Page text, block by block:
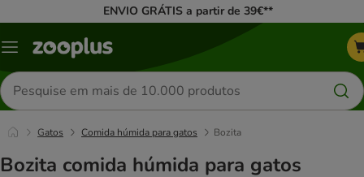
ENVIO GRÁTIS a partir de 39€**
Menu
Pesquisar
produtos
Gatos Comida húmida para gatos Bozita
Bozita comida húmida para gatos